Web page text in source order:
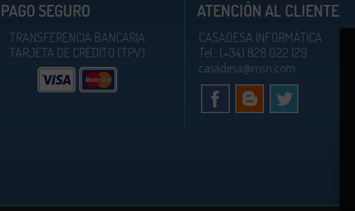
PAGO SEGURO
TRANSFERENCIA BANCARIA
TARJETA DE CRÉDITO (TPV)
ATENCIÓN AL CLIENTE
CASADESA INFORMÁTICA
Tel.: (+34) 828 022 129
casadesa@msn.com